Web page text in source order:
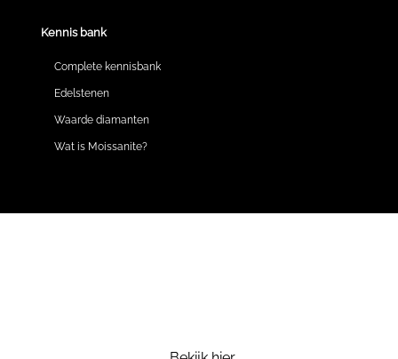
Kennis bank
Complete kennisbank
Edelstenen
Waarde diamanten
Wat is Moissanite?